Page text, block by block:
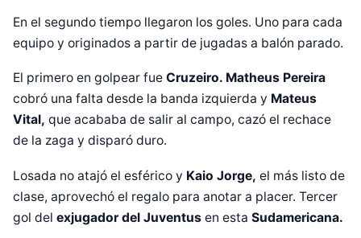
En el segundo tiempo llegaron los goles. Uno para cada
equipo y originados a partir de jugadas a balón parado.
El primero en golpear fue Cruzeiro. Matheus Pereira
cobró una falta desde la banda izquierda y Mateus
Vital, que acababa de salir al campo, cazó el rechace
de la zaga y disparó duro.
Losada no atajó el esférico y Kaio Jorge, el más listo de
clase, aprovechó el regalo para anotar a placer. Tercer
gol del exjugador del Juventus en esta Sudamericana.